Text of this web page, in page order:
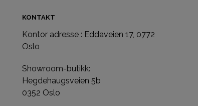
KONTAKT
Kontor adresse : Eddaveien 17, 0772
Oslo
Showroom-butikk:
Hegdehaugsveien 5b
0352 Oslo